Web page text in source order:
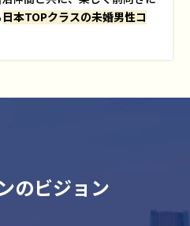
日本TOPクラスの未婚男性コ
のビジョン